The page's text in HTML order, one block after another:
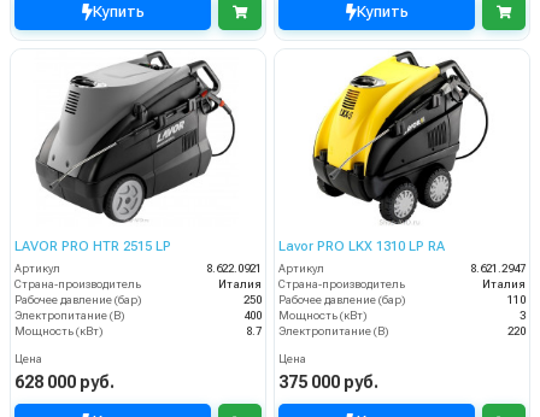
Купить Купить
LAVOR PRO HTR 2515 LP
Артикул
8.622.0921
Страна-производитель
Италия
Рабочее давление (бар)
250
Электропитание (В)
400
Мощность (кВт)
8.7
Цена
628 000 руб.
Lavor PRO LKX 1310 LP RA
Артикул
8.621.2947
Страна-производитель
Италия
Рабочее давление (бар)
110
Мощность (кВт)
3
Электропитание (В)
220
Цена
375 000 руб.